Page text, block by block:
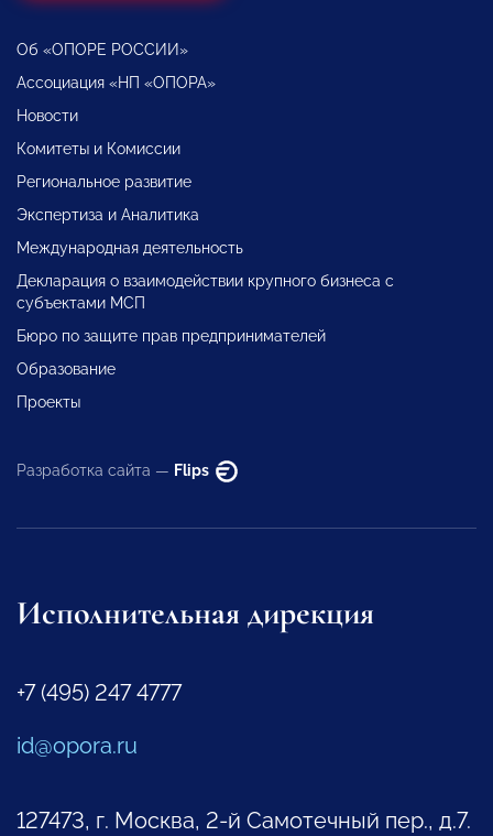
Об «ОПОРЕ РОССИИ»
Ассоциация «НП «ОПОРА»
Новости
Комитеты и Комиссии
Региональное развитие
Экспертиза и Аналитика
Международная деятельность
Декларация о взаимодействии крупного бизнеса с
субъектами МСП
Бюро по защите прав предпринимателей
Образование
Проекты
Разработка сайта — Flips
Исполнительная дирекция
+7 (495) 247 4777
id@opora.ru
127473, г. Москва, 2-й Самотечный пер., д.7.